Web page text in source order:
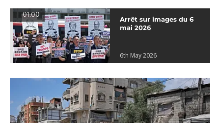
01:00
Arrêt sur images du 6
mai 2026
6th May 2026